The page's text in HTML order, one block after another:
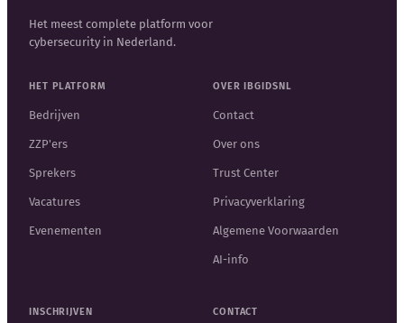
Het meest complete platform voor
cybersecurity in Nederland.
HET PLATFORM
Bedrijven
ZZP'ers
Sprekers
Vacatures
Evenementen
OVER IBGIDSNL
Contact
Over ons
Trust Center
Privacyverklaring
Algemene Voorwaarden
AI-info
INSCHRIJVEN CONTACT